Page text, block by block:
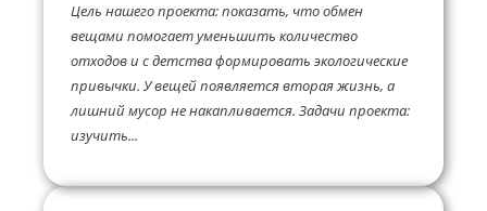
Цель нашего проекта: показать, что обмен
вещами помогает уменьшить количество
отходов и с детства формировать экологические
привычки. У вещей появляется вторая жизнь, а
лишний мусор не накапливается. Задачи проекта:
изучить...